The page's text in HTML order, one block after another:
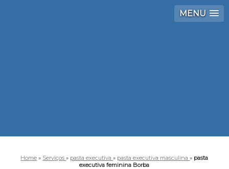
MENU
Home » Serviços» pasta executiva» pasta executiva masculina» pasta
executiva feminina Borba